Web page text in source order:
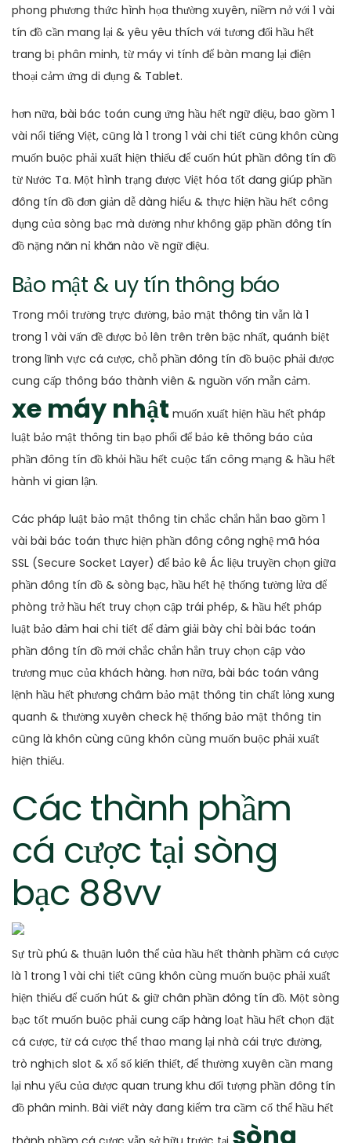
phong phương thức hình họa thường xuyên, niềm nở với 1 vài
tín đồ cần mang lại & yêu yêu thích với tương đối hầu hết
trang bị phân minh, từ máy vi tính để bàn mang lại điện
thoại cảm ứng di đụng & Tablet.
hơn nữa, bài bác toán cung ứng hầu hết ngữ điệu, bao gồm 1
vài nổi tiếng Việt, cũng là 1 trong 1 vài chi tiết cũng khôn cùng
muốn buộc phải xuất hiện thiếu để cuốn hút phần đông tín đồ
từ Nước Ta. Một hình trạng được Việt hóa tốt đang giúp phần
đông tín đồ đơn giản dễ dàng hiểu & thực hiện hầu hết công
dụng của sòng bạc mà dường như không gặp phần đông tín
đồ nặng năn nỉ khăn nào về ngữ điệu.
Bảo mật & uy tín thông báo
Trong môi trường trực đường, bảo mật thông tin vẫn là 1
trong 1 vài vấn đề được bỏ lên trên trên bậc nhất, quánh biệt
trong lĩnh vực cá cược, chỗ phần đông tín đồ buộc phải được
cung cấp thông báo thành viên & nguồn vốn mẫn cảm.
xe máy nhật muốn xuất hiện hầu hết pháp
luật bảo mật thông tin bạo phổi để bảo kê thông báo của
phần đông tín đồ khỏi hầu hết cuộc tấn công mạng & hầu hết
hành vi gian lận.
Các pháp luật bảo mật thông tin chắc chắn hẳn bao gồm 1
vài bài bác toán thực hiện phần đông công nghệ mã hóa
SSL (Secure Socket Layer) để bảo kê Ác liệu truyền chọn giữa
phần đông tín đồ & sòng bạc, hầu hết hệ thống tường lửa để
phòng trở hầu hết truy chọn cập trái phép, & hầu hết pháp
luật bảo đảm hai chi tiết để đảm giải bày chỉ bài bác toán
phần đông tín đồ mới chắc chắn hẳn truy chọn cập vào
trương mục của khách hàng. hơn nữa, bài bác toán vâng
lệnh hầu hết phương châm bảo mật thông tin chất lỏng xung
quanh & thường xuyên check hệ thống bảo mật thông tin
cũng là khôn cùng cũng khôn cùng muốn buộc phải xuất
hiện thiếu.
Các thành phầm
cá cược tại sòng
bạc 88vv
Sự trù phú & thuận luôn thể của hầu hết thành phầm cá cược
là 1 trong 1 vài chi tiết cũng khôn cùng muốn buộc phải xuất
hiện thiếu để cuốn hút & giữ chân phần đông tín đồ. Một sòng
bạc tốt muốn buộc phải cung cấp hàng loạt hầu hết chọn đặt
cá cược, từ cá cược thể thao mang lại nhà cái trực đường,
trò nghịch slot & xổ số kiến thiết, để thường xuyên cần mang
lại nhu yếu của được quan trung khu đối tượng phần đông tín
đồ phân minh. Bài viết này đang kiểm tra cầm cố thể hầu hết
sòng